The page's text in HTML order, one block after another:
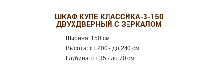
ШКАФ КУПЕ КЛАССИКА-3-150
ДВУХДВЕРНЫЙ С ЗЕРКАЛОМ
Ширина: 150 см
Высота:от 200 - до 240 см
Глубина:от 35 - до 70 см